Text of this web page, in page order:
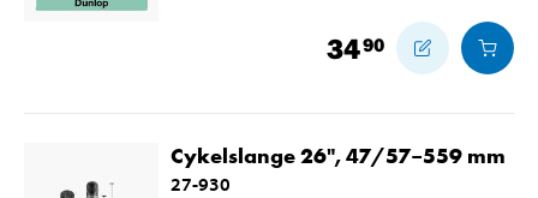
3490
Cykelslange 26", 47/57–559 mm
27-930